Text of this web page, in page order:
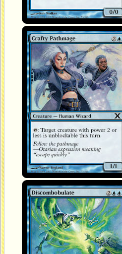
Sentemage astucieuse
Chamboulement // Bouleversement